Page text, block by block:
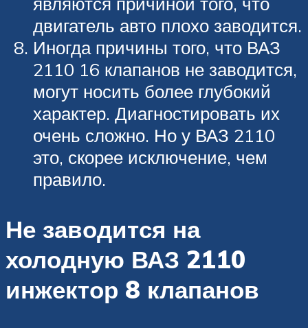
двигатель авто плохо заводится.
Иногда причины того, что ВАЗ
2110 16 клапанов не заводится,
могут носить более глубокий
характер. Диагностировать их
очень сложно. Но у ВАЗ 2110
это, скорее исключение, чем
правило.
Не заводится на
холодную ВАЗ 2110
инжектор 8 клапанов